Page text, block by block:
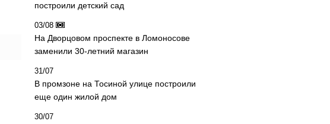
построили детский сад
03/08
На Дворцовом проспекте в Ломоносове
заменили 30-летний магазин
31/07
В промзоне на Тосиной улице построили
еще один жилой дом
30/07